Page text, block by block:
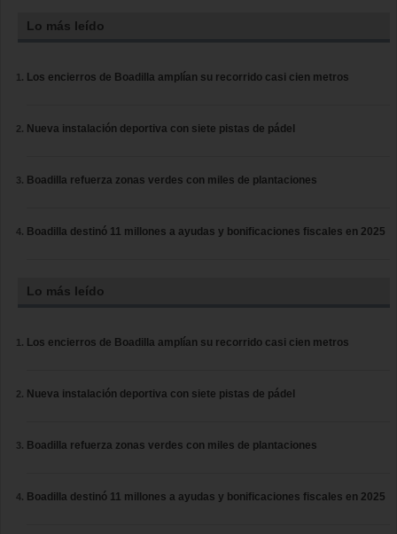
Lo más leído
Los encierros de Boadilla amplían su recorrido casi cien metros
Nueva instalación deportiva con siete pistas de pádel
Boadilla refuerza zonas verdes con miles de plantaciones
Boadilla destinó 11 millones a ayudas y bonificaciones fiscales en 2025
Lo más leído
Los encierros de Boadilla amplían su recorrido casi cien metros
Nueva instalación deportiva con siete pistas de pádel
Boadilla refuerza zonas verdes con miles de plantaciones
Boadilla destinó 11 millones a ayudas y bonificaciones fiscales en 2025